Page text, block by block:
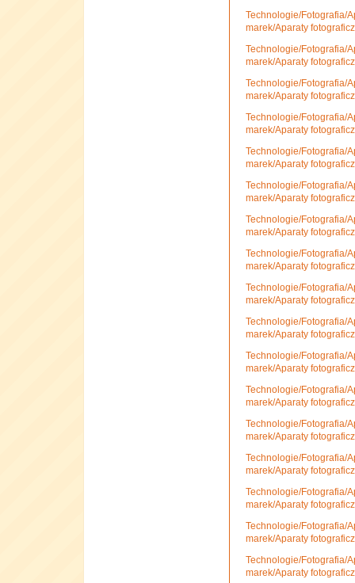
Technologie/Fotografia/
marek/Aparaty
Technologie/Fotografia/
marek/Aparaty
Technologie/Fotografia/
marek/Aparaty
Technologie/Fotografia/
marek/Aparaty
Technologie/Fotografia/
marek/Aparaty
Technologie/Fotografia/
marek/Aparaty
Technologie/Fotografia/
marek/Aparaty
Technologie/Fotografia/
marek/Aparaty
Technologie/Fotografia/
marek/Aparaty
Technologie/Fotografia/
marek/Aparaty
Technologie/Fotografia/
marek/Aparaty
Technologie/Fotografia/
marek/Aparaty
Technologie/Fotografia/
marek/Aparaty
Technologie/Fotografia/
marek/Aparaty
Technologie/Fotografia/
marek/Aparaty
Technologie/Fotografia/
marek/Aparaty
Technologie/Fotografia/
marek/Aparaty